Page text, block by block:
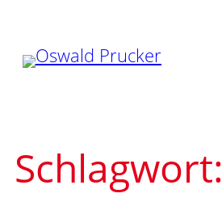
Inhalt
springen
Schlagwort: